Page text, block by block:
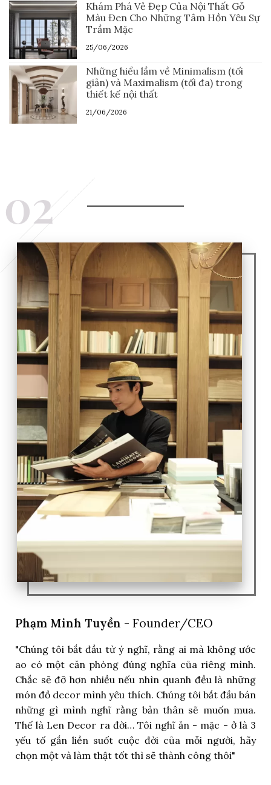
Khám Phá Vẻ Đẹp Của Nội Thất Gỗ
Màu Đen Cho Những Tâm Hồn Yêu Sự
Trầm Mặc
25/06/2026
Những hiểu lầm về Minimalism (tối
giản) và Maximalism (tối đa) trong
thiết kế nội thất
21/06/2026
Phạm Minh Tuyền - Founder/CEO
"Chúng tôi bắt đầu từ ý nghĩ, rằng ai mà không ước
ao có một căn phòng đúng nghĩa của riêng mình.
Chắc sẽ đỡ hơn nhiều nếu nhìn quanh đều là những
món đồ decor mình yêu thích. Chúng tôi bắt đầu bán
những gì mình nghĩ rằng bản thân sẽ muốn mua.
Thế là Len Decor ra đời… Tôi nghĩ ăn - mặc - ở là 3
yếu tố gắn liền suốt cuộc đời của mỗi người, hãy
chọn một và làm thật tốt thì sẽ thành công thôi"